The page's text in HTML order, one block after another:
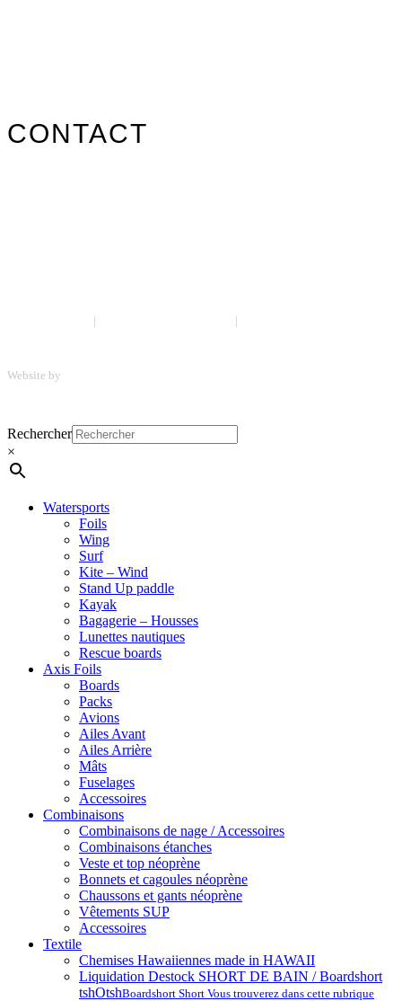
CONTACT
| |
Website by
Menu
Close
Menu
Rechercher
×
Watersports
Foils
Wing
Surf
Kite – Wind
Stand Up paddle
Kayak
Bagagerie – Housses
Lunettes nautiques
Rescue boards
Axis Foils
Boards
Packs
Avions
Ailes Avant
Ailes Arrière
Mâts
Fuselages
Accessoires
Combinaisons
Combinaisons de nage / Accessoires
Combinaisons étanches
Veste et top néoprène
Bonnets et cagoules néoprène
Chaussons et gants néoprène
Vêtements SUP
Accessoires
Textile
Chemises Hawaiiennes made in HAWAII
Liquidation Destock SHORT DE BAIN / Boardshort
tshOtshBoardshort Short Vous trouverez dans cette rubrique